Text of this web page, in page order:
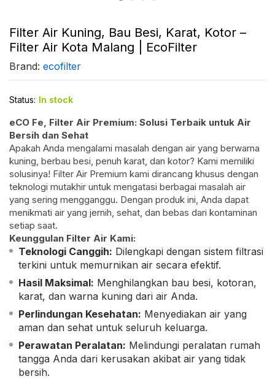
Filter Air Kuning, Bau Besi, Karat, Kotor –
Filter Air Kota Malang | EcoFilter
Brand: ecofilter
Status: In stock
eCO Fe, Filter Air Premium: Solusi Terbaik untuk Air
Bersih dan Sehat
Apakah Anda mengalami masalah dengan air yang berwarna
kuning, berbau besi, penuh karat, dan kotor? Kami memiliki
solusinya! Filter Air Premium kami dirancang khusus dengan
teknologi mutakhir untuk mengatasi berbagai masalah air
yang sering mengganggu. Dengan produk ini, Anda dapat
menikmati air yang jernih, sehat, dan bebas dari kontaminan
setiap saat.
Keunggulan Filter Air Kami:
Teknologi Canggih: Dilengkapi dengan sistem filtrasi
terkini untuk memurnikan air secara efektif.
Hasil Maksimal: Menghilangkan bau besi, kotoran,
karat, dan warna kuning dari air Anda.
Perlindungan Kesehatan: Menyediakan air yang
aman dan sehat untuk seluruh keluarga.
Perawatan Peralatan: Melindungi peralatan rumah
tangga Anda dari kerusakan akibat air yang tidak
bersih.